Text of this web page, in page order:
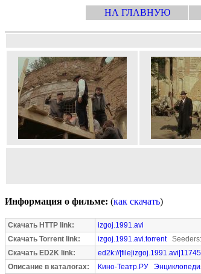
НА ГЛАВНУЮ
Информация о фильме: (как скачать)
Скачать HTTP link:
izgoj.1991.avi
Скачать Torrent link:
izgoj.1991.avi.torrent
Скачать ED2K link:
ed2k://
Описание в каталогах:
Кино-Театр.РУ